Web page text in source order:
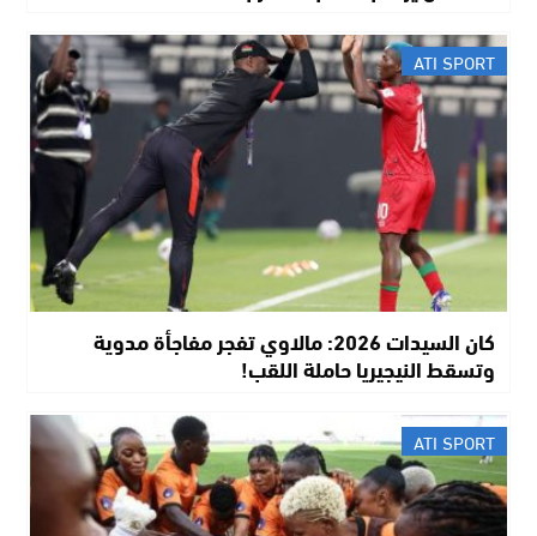
ATI SPORT
كان السيدات 2026: مالاوي تفجر مفاجأة مدوية
وتسقط النيجيريا حاملة اللقب!
ATI SPORT